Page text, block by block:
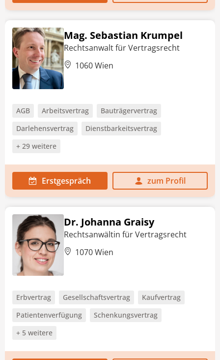
Mag. Sebastian Krumpel
Rechtsanwalt für Vertragsrecht
1060 Wien
AGB Arbeitsvertrag
Bauträgervertrag
Darlehensvertrag
Dienstbarkeitsvertrag
+ 29 weitere
Erstgespräch zum Profil
Dr. Johanna Graisy
Rechtsanwältin für Vertragsrecht
1070 Wien
Erbvertrag Gesellschaftsvertrag
Kaufvertrag
Patientenverfügung
Schenkungsvertrag
+ 5 weitere